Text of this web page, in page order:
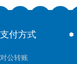
支付方式
对公转账